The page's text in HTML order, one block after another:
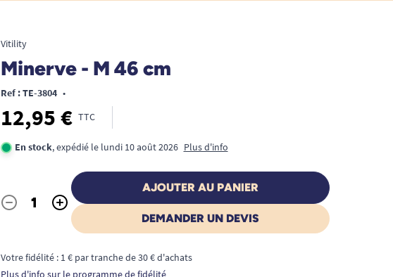
Vitility
Minerve - M 46 cm
Ref : TE-3804 •
12,95 € TTC
En stock, expédié le lundi 10 août 2026 Plus d'info
Quantité
- +
AJOUTER AU PANIER
DEMANDER UN DEVIS
Votre fidélité : 1 € par tranche de 30 € d'achats
Plus d'info sur le programme de fidélité